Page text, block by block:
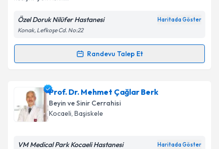
Özel Doruk Nilüfer Hastanesi Haritada Göster
Konak, Lefkoşe Cd. No:22
Randevu Talep Et
Randevu Takvimi Talebi
Prof. Dr. Fatih Aydemiriçin randevu takvimi talebi
oluşturun. Size bu uzmandan randevu almanız için bir
takvim hazırlandığında e-posta ile bilgilendireceğiz.
Prof. Dr. Mehmet Çağlar Berk
Beyin ve Sinir Cerrahisi
Kocaeli, Başiskele
VM Medical Park Kocaeli Hastanesi Haritada Göster